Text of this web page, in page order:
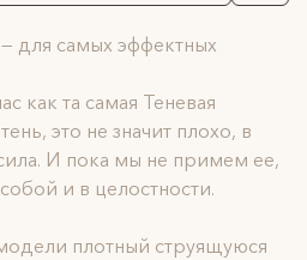
для самых эффектных
как та самая Теневая
это не значит плохо, в
И пока мы не примем ее,
и в целостности.
плотный струящуюся